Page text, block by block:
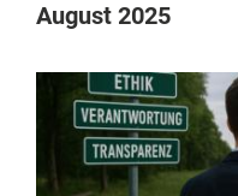
August 2025